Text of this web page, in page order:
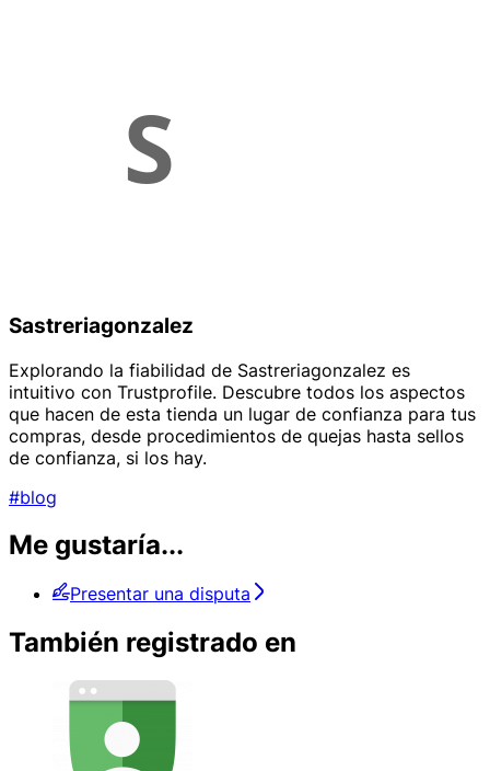
Sastreriagonzalez
Explorando la fiabilidad de Sastreriagonzalez es
intuitivo con Trustprofile. Descubre todos los aspectos
que hacen de esta tienda un lugar de confianza para tus
compras, desde procedimientos de quejas hasta sellos
de confianza, si los hay.
#blog
Me gustaría...
Presentar una disputa
También registrado en